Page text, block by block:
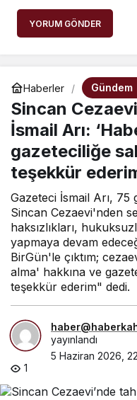
YORUM GÖNDER
Haberler Gündem
Sincan
İsmail Arı:
gazeteciliğe
teşekkür
Gazeteci İsmail Arı,
Sincan Cezaevi'nden
haksızlıkları,
yapmaya devam
BirGün'le çıktım;
alma' hakkına ve
teşekkür ederim" dedi.
yayınlandı
5 Haziran 2026,
1